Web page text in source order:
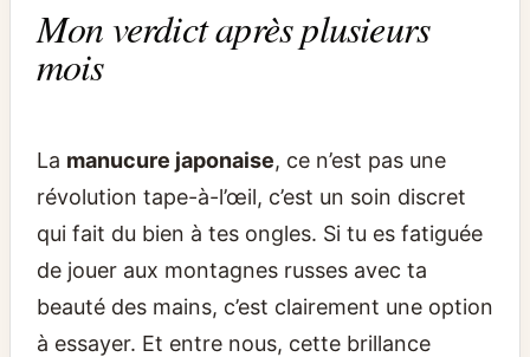
Mon verdict après plusieurs
mois
La manucure japonaise, ce n’est pas une
révolution tape-à-l’œil, c’est un soin discret
qui fait du bien à tes ongles. Si tu es fatiguée
de jouer aux montagnes russes avec ta
beauté des mains, c’est clairement une option
à essayer. Et entre nous, cette brillance